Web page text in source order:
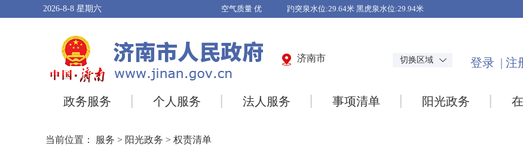
2026-8-8 星期六
济南市 切换区域
政务服务 个人服务 法人服务 事项清单 阳光政务
当前位置： 服务 > 阳光政务 > 权责清单